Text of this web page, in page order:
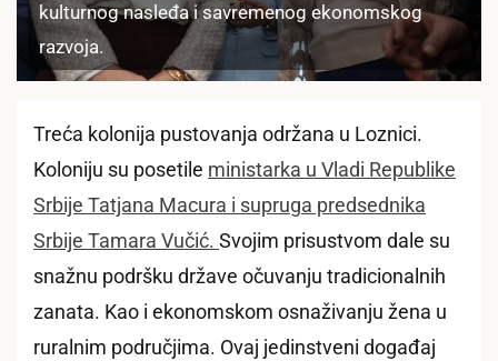
kulturnog nasleđa i savremenog ekonomskog
razvoja.
Treća kolonija pustovanja održana u Loznici.
Koloniju su posetile ministarka u Vladi Republike
Srbije Tatjana Macura i supruga predsednika
Srbije Tamara Vučić. Svojim prisustvom dale su
snažnu podršku države očuvanju tradicionalnih
zanata. Kao i ekonomskom osnaživanju žena u
ruralnim područjima. Ovaj jedinstveni događaj